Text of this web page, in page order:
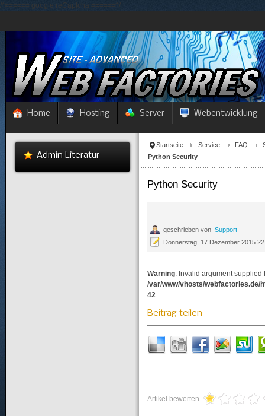
/*====== google reCaptcha ======*/
Home Hosting Server Webentwicklung
Startseite Service FAQ
Python Security
Python Security
geschrieben vonSupport
Donnerstag, 17 Dezember 2015
Warning: Invalid argument supplied
/var/www/vhosts/webfactories.de/
42
Beitrag teilen
Artikel bewerten
Admin Literatur